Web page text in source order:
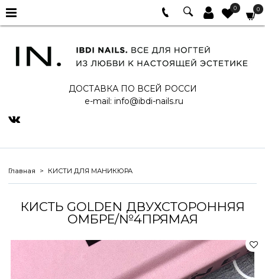
0 0
ДОСТАВКА ПО ВСЕЙ РОССИ
e-mail: info@ibdi-nails.ru
Главная КИСТИ ДЛЯ МАНИКЮРА
КИСТЬ GOLDEN ДВУХСТОРОННЯЯ
ОМБРЕ/№4ПРЯМАЯ